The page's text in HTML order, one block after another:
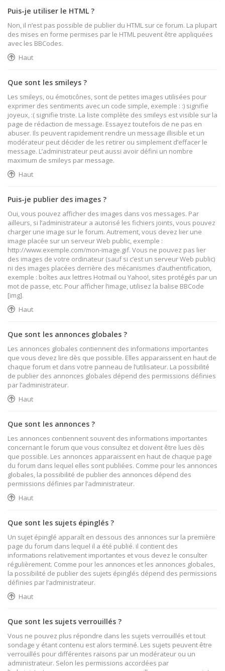
Puis-je utiliser le HTML ?
Non, il n’est pas possible de publier du HTML sur ce forum. La plupart
des mises en forme permises par le HTML peuvent être appliquées
avec les BBCodes.
Haut
Que sont les smileys ?
Les smileys, ou émoticônes, sont de petites images utilisées pour
exprimer des sentiments avec un code simple, exemple : :) signifie
joyeux, :( signifie triste. La liste complète des smileys est visible sur la
page de rédaction de message. Essayez toutefois de ne pas en
abuser. Ils peuvent rapidement rendre un message illisible et un
modérateur peut décider de les retirer ou simplement d’effacer le
message. L’administrateur peut aussi avoir défini un nombre
maximum de smileys par message.
Haut
Puis-je publier des images ?
Oui, vous pouvez afficher des images dans vos messages. Par
ailleurs, si l’administrateur a autorisé les fichiers joints, vous pouvez
charger une image sur le forum. Autrement, vous devez lier une
image placée sur un serveur Web public, exemple :
http://www.exemple.com/mon-image.gif. Vous ne pouvez pas lier
des images de votre ordinateur (sauf si c’est un serveur Web public)
ni des images placées derrière des mécanismes d’authentification,
exemple : boîtes aux lettres Hotmail ou Yahoo!, sites protégés par un
mot de passe, etc. Pour afficher l’image, utilisez la balise BBCode
[img].
Haut
Que sont les annonces globales ?
Les annonces globales contiennent des informations importantes
que vous devez lire dès que possible. Elles apparaissent en haut de
chaque forum et dans votre panneau de l’utilisateur. La possibilité
de publier des annonces globales dépend des permissions définies
par l’administrateur.
Haut
Que sont les annonces ?
Les annonces contiennent souvent des informations importantes
concernant le forum que vous consultez et doivent être lues dès
que possible. Les annonces apparaissent en haut de chaque page
du forum dans lequel elles sont publiées. Comme pour les annonces
globales, la possibilité de publier des annonces dépend des
permissions définies par l’administrateur.
Haut
Que sont les sujets épinglés ?
Un sujet épinglé apparaît en dessous des annonces sur la première
page du forum dans lequel il a été publié. il contient des
informations relativement importantes et vous devez le consulter
régulièrement. Comme pour les annonces et les annonces globales,
la possibilité de publier des sujets épinglés dépend des permissions
définies par l’administrateur.
Haut
Que sont les sujets verrouillés ?
Vous ne pouvez plus répondre dans les sujets verrouillés et tout
sondage y étant contenu est alors terminé. Les sujets peuvent être
verrouillés pour différentes raisons par un modérateur ou un
administrateur. Selon les permissions accordées par